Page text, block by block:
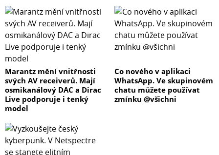
Marantz mění vnitřnosti
svých AV receiverů. Mají
osmikanálový DAC a Dirac
Live podporuje i tenký
model
Co nového v aplikaci
WhatsApp. Ve skupinovém
chatu můžete používat
zmínku @všichni